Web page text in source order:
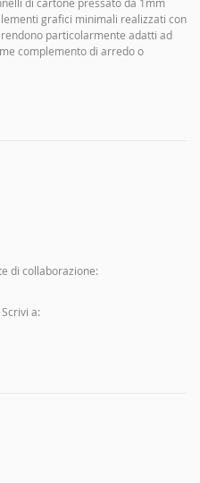
grafici minimali realizzati con
particolarmente adatti ad
complemento di arredo o
di collaborazione:
a: